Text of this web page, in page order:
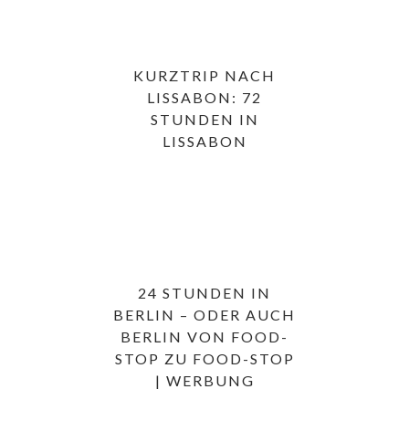
KURZTRIP NACH
LISSABON: 72
STUNDEN IN
LISSABON
24 STUNDEN IN
BERLIN – ODER AUCH
BERLIN VON FOOD-
STOP ZU FOOD-STOP
| WERBUNG